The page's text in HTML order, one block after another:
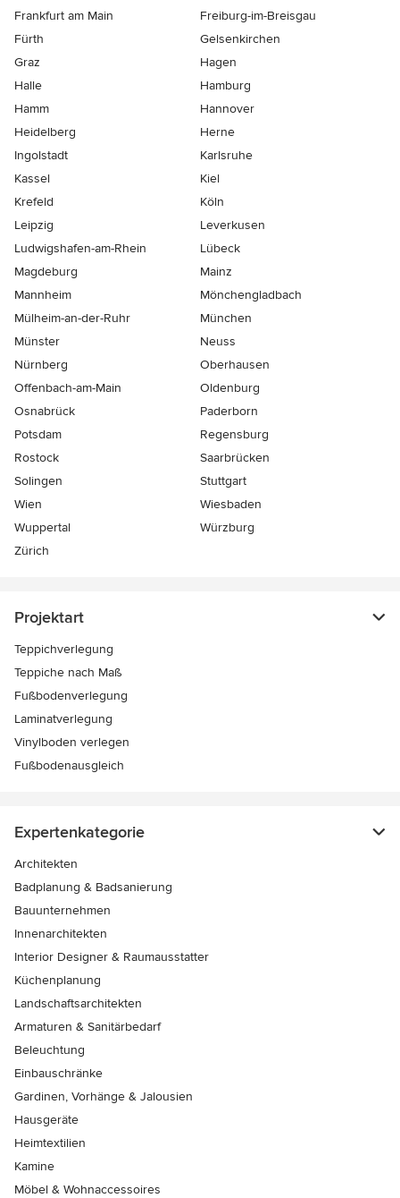
Frankfurt am Main
Freiburg-im-Breisgau
Fürth
Gelsenkirchen
Graz
Hagen
Halle
Hamburg
Hamm
Hannover
Heidelberg
Herne
Ingolstadt
Karlsruhe
Kassel
Kiel
Krefeld
Köln
Leipzig
Leverkusen
Ludwigshafen-am-Rhein
Lübeck
Magdeburg
Mainz
Mannheim
Mönchen­gladbach
Mülheim-an-der-Ruhr
München
Münster
Neuss
Nürnberg
Oberhausen
Offenbach-am-Main
Oldenburg
Osnabrück
Paderborn
Potsdam
Regensburg
Rostock
Saarbrücken
Solingen
Stuttgart
Wien
Wiesbaden
Wuppertal
Würzburg
Zürich
Projektart
Teppichverlegung
Teppiche nach Maß
Fußbodenverlegung
Laminatverlegung
Vinylboden verlegen
Fußbodenausgleich
Expertenkategorie
Architekten
Badplanung & Badsanierung
Bauunternehmen
Innenarchitekten
Interior Designer & Raumausstatter
Küchenplanung
Landschaftsarchitekten
Armaturen & Sanitärbedarf
Beleuchtung
Einbauschränke
Gardinen, Vorhänge & Jalousien
Hausgeräte
Heimtextilien
Kamine
Möbel & Wohnaccessoires